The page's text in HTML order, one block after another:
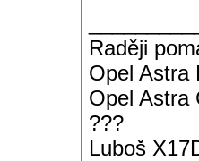
Raději
Opel Astra
Opel Astra
???
Luboš